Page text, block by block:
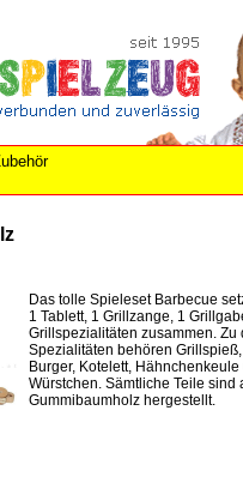
Das tolle Spieleset Barbecue
1 Tablett, 1 Grillzange, 1
Grillspezialitäten zusammen. Zu
Spezialitäten behören
Burger, Kotelett, Hähnchenkeule
Würstchen. Sämtliche Teile sind
Gummibaumholz hergestellt.